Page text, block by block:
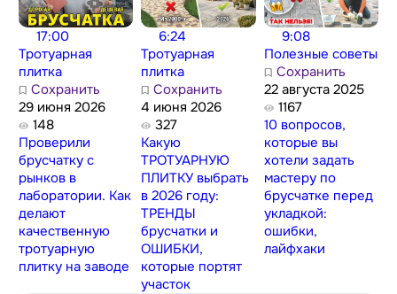
17:00
Тротуарная
плитка
Сохранить
29 июня 2026
148
Проверили
брусчатку с
рынков в
лаборатории. Как
делают
качественную
тротуарную
плитку на заводе
6:24
Тротуарная
плитка
Сохранить
4 июня 2026
327
Какую
ТРОТУАРНУЮ
ПЛИТКУ выбрать
в 2026 году:
ТРЕНДЫ
брусчатки и
ОШИБКИ,
которые портят
участок
9:08
Полезные советы
Сохранить
22 августа 2025
1167
10 вопросов,
которые вы
хотели задать
мастеру по
брусчатке перед
укладкой:
ошибки,
лайфхаки